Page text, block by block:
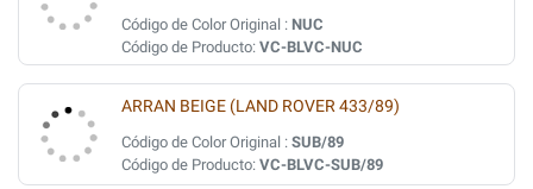
Código de Color Original : NUC
Código de Producto: VC-BLVC-NUC
ARRAN BEIGE (LAND ROVER 433/89)
Código de Color Original : SUB/89
Código de Producto: VC-BLVC-SUB/89